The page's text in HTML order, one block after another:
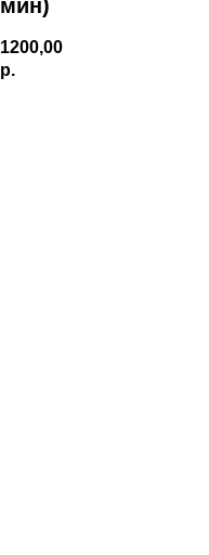
мин)
1200,00
р.